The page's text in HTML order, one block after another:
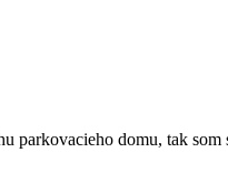
parkovacieho domu, tak